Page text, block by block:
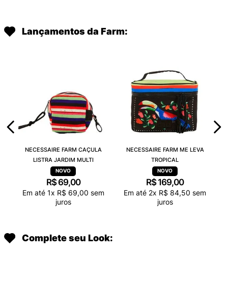
Lançamentos da Farm:
NECESSAIRE FARM CAÇULA
LISTRA JARDIM MULTI
R$ 69,00
Em até 1x R$ 69,00 sem
juros
NECESSAIRE FARM ME LEVA
TROPICAL
R$ 169,00
Em até 2x R$ 84,50 sem
juros
Complete seu Look: